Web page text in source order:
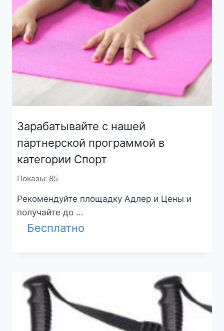
Зарабатывайте с нашей
партнерской программой в
категории Спорт
Показы: 85
Рекомендуйте площадку Адлер и Цены и
получайте до ...
Бесплатно